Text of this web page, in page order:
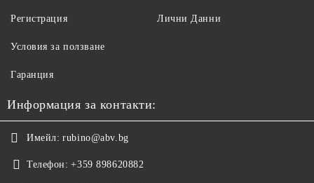
Регистрация Лични Данни
Условия за ползване
Гаранция
Информация за контакти:
Имейл: rubino@abv.bg
Телефон: +359 898620882